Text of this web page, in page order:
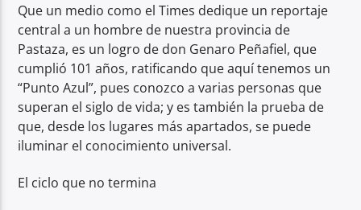
Que un medio como el Times dedique un reportaje
central a un hombre de nuestra provincia de
Pastaza, es un logro de don Genaro Peñafiel, que
cumplió 101 años, ratificando que aquí tenemos un
“Punto Azul”, pues conozco a varias personas que
superan el siglo de vida; y es también la prueba de
que, desde los lugares más apartados, se puede
iluminar el conocimiento universal.
El ciclo que no termina